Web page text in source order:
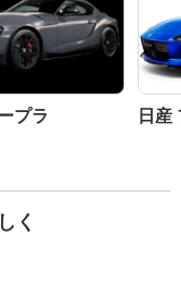
プラ 日産
く